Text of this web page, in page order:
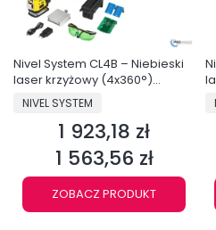
Nivel System CL4B – Niebieski
laser krzyżowy (4x360°)
Bluetooth
PRODUCENT
NIVEL SYSTEM
Cena
1 923,18 zł
Cena
1 563,56 zł
ZOBACZ PRODUKT